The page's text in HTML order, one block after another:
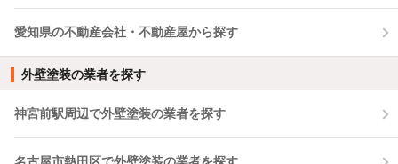
愛知県の不動産会社・不動産屋から探す
外壁塗装の業者を探す
神宮前駅周辺で外壁塗装の業者を探す